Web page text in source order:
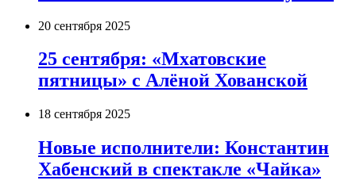
20 сентября 2025
25 сентября: «Мхатовские
пятницы» с Алёной Хованской
18 сентября 2025
Новые исполнители: Константин
Хабенский в спектакле «Чайка»